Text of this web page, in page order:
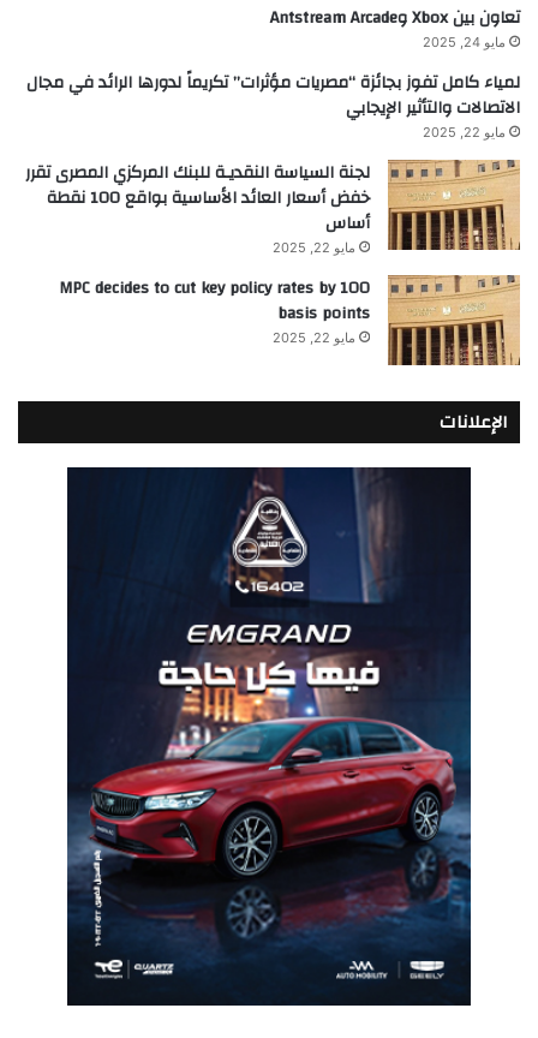
تعاون بين Xbox وAntstream Arcade
مايو 24, 2025
لمياء كامل تفوز بجائزة “مصريات مؤثرات” تكريماً لدورها الرائد في مجال
الاتصالات والتأثير الإيجابي
مايو 22, 2025
لجنة السياسة النقديـة للبنك المركزي المصرى تقرر
خفض أسعار العائد الأساسية بواقع 100 نقطة
أساس
مايو 22, 2025
MPC decides to cut key policy rates by 100
basis points
مايو 22, 2025
الإعلانات